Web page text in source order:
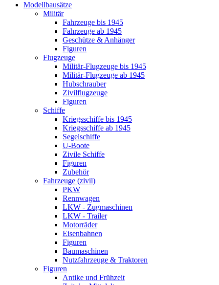
Modellbausätze
Militär
Fahrzeuge bis 1945
Fahrzeuge ab 1945
Geschütze & Anhänger
Figuren
Flugzeuge
Militär-Flugzeuge bis 1945
Militär-Flugzeuge ab 1945
Hubschrauber
Zivilflugzeuge
Figuren
Schiffe
Kriegsschiffe bis 1945
Kriegsschiffe ab 1945
Segelschiffe
U-Boote
Zivile Schiffe
Figuren
Zubehör
Fahrzeuge (zivil)
PKW
Rennwagen
LKW - Zugmaschinen
LKW - Trailer
Motorräder
Eisenbahnen
Figuren
Baumaschinen
Nutzfahrzeuge & Traktoren
Figuren
Antike und Frühzeit